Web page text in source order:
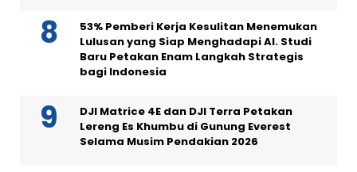
53% Pemberi Kerja Kesulitan Menemukan
Lulusan yang Siap Menghadapi AI. Studi
Baru Petakan Enam Langkah Strategis
bagi Indonesia
DJI Matrice 4E dan DJI Terra Petakan
Lereng Es Khumbu di Gunung Everest
Selama Musim Pendakian 2026